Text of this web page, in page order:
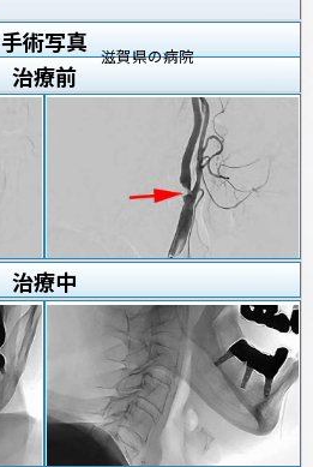
滋賀県の病院
手術写真
治療前
治療中